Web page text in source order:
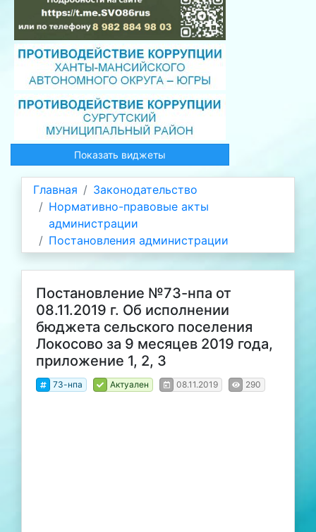
Показать виджеты
Главная
Законодательство
Нормативно-правовые акты
администрации
Постановления администрации
Постановление №73-нпа от
08.11.2019 г. Об исполнении
бюджета сельского поселения
Локосово за 9 месяцев 2019 года,
приложение 1, 2, 3
73-нпа Актуален 08.11.2019 290